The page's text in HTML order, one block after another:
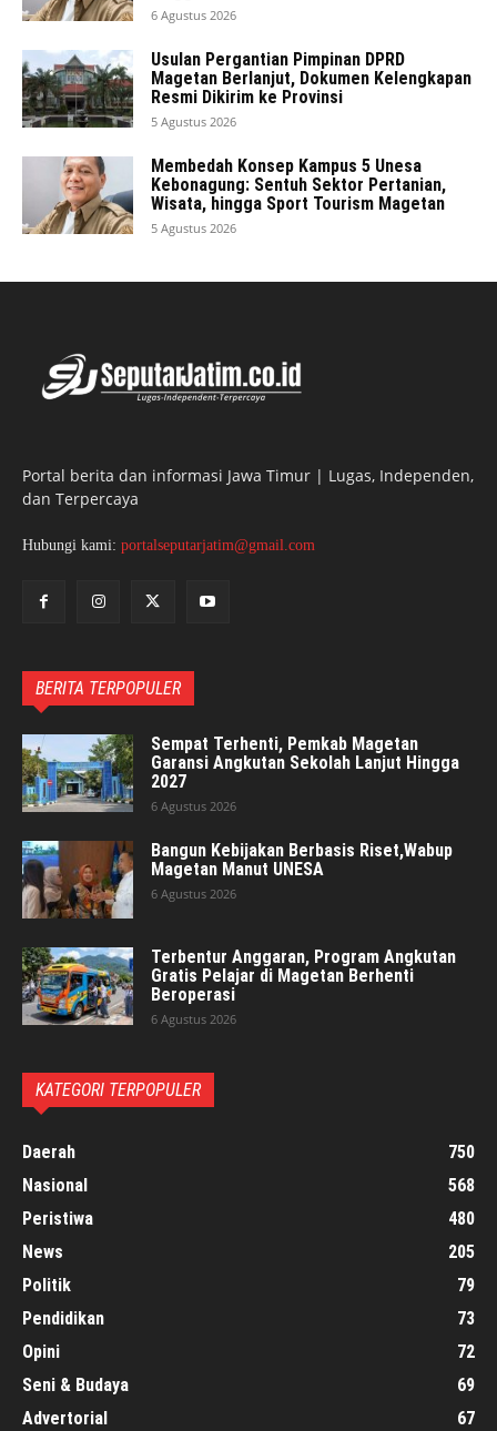
6 Agustus 2026
Usulan Pergantian Pimpinan DPRD
Magetan Berlanjut, Dokumen Kelengkapan
Resmi Dikirim ke Provinsi
5 Agustus 2026
Membedah Konsep Kampus 5 Unesa
Kebonagung: Sentuh Sektor Pertanian,
Wisata, hingga Sport Tourism Magetan
5 Agustus 2026
Portal berita dan informasi Jawa Timur | Lugas, Independen,
dan Terpercaya
Hubungi kami: portalseputarjatim@gmail.com
BERITA TERPOPULER
Sempat Terhenti, Pemkab Magetan
Garansi Angkutan Sekolah Lanjut Hingga
2027
6 Agustus 2026
Bangun Kebijakan Berbasis Riset,Wabup
Magetan Manut UNESA
6 Agustus 2026
Terbentur Anggaran, Program Angkutan
Gratis Pelajar di Magetan Berhenti
Beroperasi
6 Agustus 2026
KATEGORI TERPOPULER
Daerah
750
Nasional
568
Peristiwa
480
News
205
Politik
79
Pendidikan
73
Opini
72
Seni & Budaya
69
Advertorial
67